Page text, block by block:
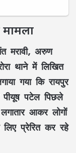
मामला
मरावी, अरुण
थाने में लिखित
गया कि रायपुर
पीयूष पटेल पिछले
आकर लोगों
प्रेरित कर रहे